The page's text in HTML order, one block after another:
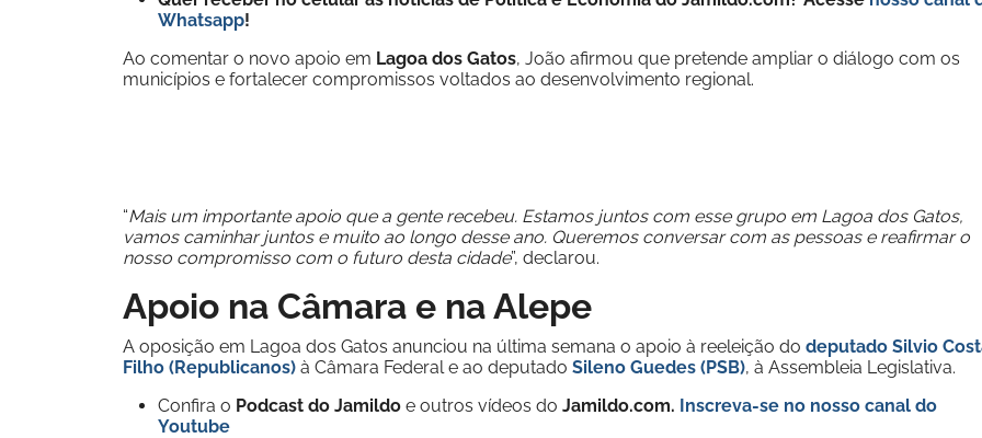
Whatsapp!
Ao comentar o novo apoio em Lagoa dos Gatos, João afirmou que pretende ampliar o diálogo com os
municípios e fortalecer compromissos voltados ao desenvolvimento regional.
“Mais um importante apoio que a gente recebeu. Estamos juntos com esse grupo em Lagoa dos Gatos,
vamos caminhar juntos e muito ao longo desse ano. Queremos conversar com as pessoas e reafirmar o
nosso compromisso com o futuro desta cidade”, declarou.
Apoio na Câmara e na Alepe
A oposição em Lagoa dos Gatos anunciou na última semana o apoio à reeleição do deputado Silvio
Filho (Republicanos) à Câmara Federal e ao deputado Sileno Guedes (PSB), à Assembleia Legislativa.
Confira o Podcast do Jamildo e outros vídeos do Jamildo.com. Inscreva-se no nosso canal do
Youtube